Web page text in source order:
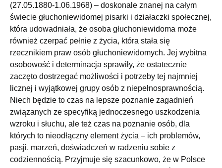
(27.05.1880-1.06.1968) – doskonale znanej na całym
świecie głuchoniewidomej pisarki i działaczki społecznej,
która udowadniała, że osoba głuchoniewidoma może
również czerpać pełnie z życia, która stała się
rzecznikiem praw osób głuchoniewidomych. Jej wybitna
osobowość i determinacja sprawiły, że ostatecznie
zaczęto dostrzegać możliwości i potrzeby tej najmniej
licznej i wyjątkowej grupy osób z niepełnosprawnością.
Niech będzie to czas na lepsze poznanie zagadnień
związanych ze specyfiką jednoczesnego uszkodzenia
wzroku i słuchu, ale też czas na poznanie osób, dla
których to nieodłączny element życia – ich problemów,
pasji, marzeń, doświadczeń w radzeniu sobie z
codziennością. Przyjmuje się szacunkowo, że w Polsce